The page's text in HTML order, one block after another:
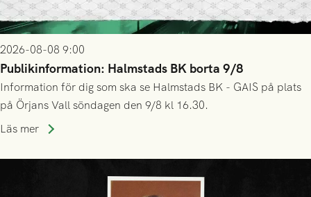
2026-08-08 9:00
Publikinformation: Halmstads BK borta 9/8
Information för dig som ska se Halmstads BK - GAIS på plats
på Örjans Vall söndagen den 9/8 kl 16.30.
Läs mer